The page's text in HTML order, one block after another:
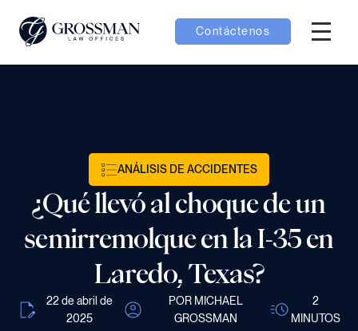
Contáctenos
Menú
Resultados
Aprender
ANÁLISIS DE ACCIDENTES
¿Qué llevó al choque de un
semirremolque en la I-35 en
Laredo, Texas?
22 de abril de
2025
POR MICHAEL
GROSSMAN
2
MINUTOS